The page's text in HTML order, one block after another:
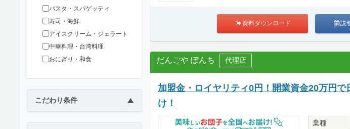
パスタ・スパゲッティ
寿司・海鮮
アイスクリーム・ジェラート
中華料理・台湾料理
おにぎり・和食
こだわり条件 ▶
資料ダウンロード 説
だんごや ぽんち 代理店
加盟金・ロイヤリティ0円！開業資金20万円
け！
業種